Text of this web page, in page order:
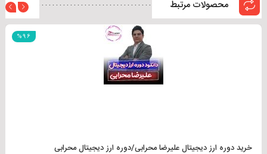
دوره ارز دیجیتال داوود استقامت
محصولات مرتبط
%96
خرید دوره ارز دیجیتال علیرضا محرابی/دوره ارز دیجیتال محرابی